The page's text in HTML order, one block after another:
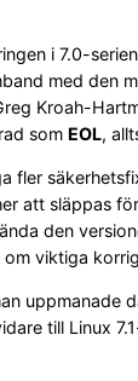
i 7.0-
med den
Kroah-
som EOL,
fler
att släppas
den
viktiga
uppmanade
till Linux